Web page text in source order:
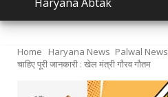
Home Haryana News Palwal News
चाहिए पूरी जानकारी : खेल मंत्री गौरव गौतम